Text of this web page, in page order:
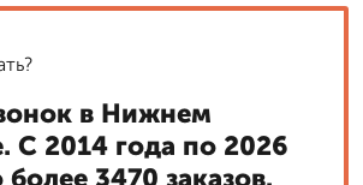
в Нижнем
С 2014 года по 2026
3470 заказов.